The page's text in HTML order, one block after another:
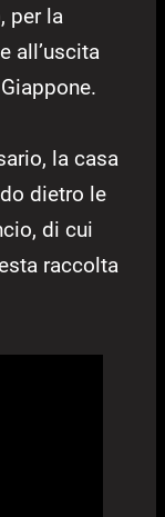
per la
all’uscita
la casa
dietro le
di cui
raccolta